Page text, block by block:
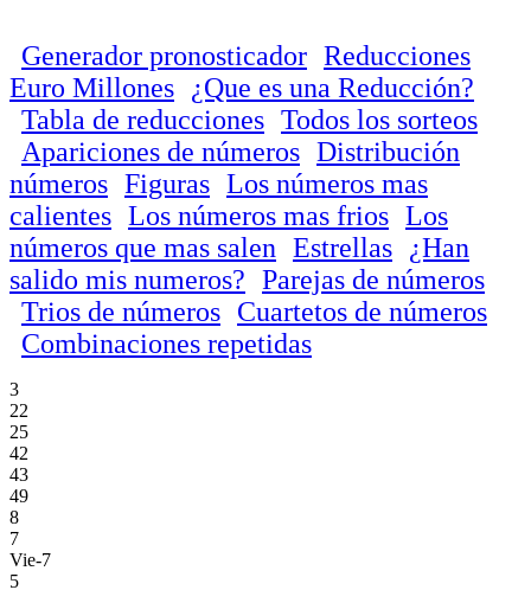
Generador pronosticador Reducciones
Euro Millones
¿Que es una Reducción?
Tabla de reducciones Todos los sorteos
Apariciones de números Distribución
números Figuras Los números mas
calientes Los números mas frios Los
números que mas salen Estrellas
¿Han
salido mis numeros? Parejas de números
Trios de números Cuartetos de números
Combinaciones repetidas
3
22
25
42
43
49
8
7
Vie-7
5